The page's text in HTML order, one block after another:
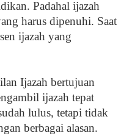
Padahal ijazah
harus dipenuhi. Saat
ijazah yang
Ijazah bertujuan
ijazah tepat
lulus, tetapi tidak
berbagai alasan.